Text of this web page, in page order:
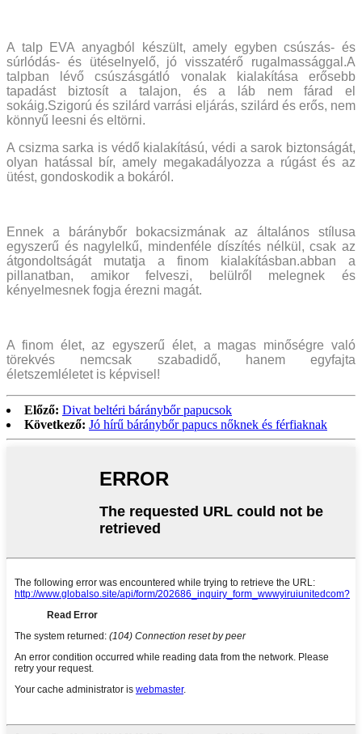
A talp EVA anyagból készült, amely egyben csúszás- és
súrlódás- és ütéselnyelő, jó visszatérő rugalmassággal.A
talpban lévő csúszásgátló vonalak kialakítása erősebb
tapadást biztosít a talajon, és a láb nem fárad el
sokáig.Szigorú és szilárd varrási eljárás, szilárd és erős, nem
könnyű leesni és eltörni.
A csizma sarka is védő kialakítású, védi a sarok biztonságát,
olyan hatással bír, amely megakadályozza a rúgást és az
ütést, gondoskodik a bokáról.
Ennek a báránybőr bokacsizmának az általános stílusa
egyszerű és nagylelkű, mindenféle díszítés nélkül, csak az
átgondoltságát mutatja a finom kialakításban.abban a
pillanatban, amikor felveszi, belülről melegnek és
kényelmesnek fogja érezni magát.
A finom élet, az egyszerű élet, a magas minőségre való
törekvés nemcsak szabadidő, hanem egyfajta
életszemléletet is képvisel!
Előző: Divat beltéri báránybőr papucsok
Következő: Jó hírű báránybőr papucs nőknek és férfiaknak